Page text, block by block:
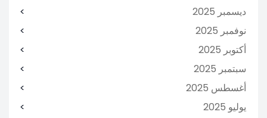
ديسمبر 2025
نوفمبر 2025
أكتوبر 2025
سبتمبر 2025
أغسطس 2025
يوليو 2025